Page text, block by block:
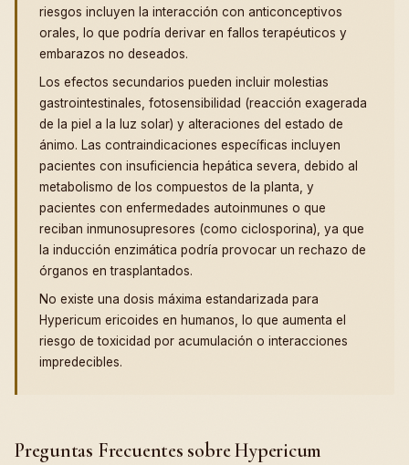
riesgos incluyen la interacción con anticonceptivos
orales, lo que podría derivar en fallos terapéuticos y
embarazos no deseados.
Los efectos secundarios pueden incluir molestias
gastrointestinales, fotosensibilidad (reacción exagerada
de la piel a la luz solar) y alteraciones del estado de
ánimo. Las contraindicaciones específicas incluyen
pacientes con insuficiencia hepática severa, debido al
metabolismo de los compuestos de la planta, y
pacientes con enfermedades autoinmunes o que
reciban inmunosupresores (como ciclosporina), ya que
la inducción enzimática podría provocar un rechazo de
órganos en trasplantados.
No existe una dosis máxima estandarizada para
Hypericum ericoides en humanos, lo que aumenta el
riesgo de toxicidad por acumulación o interacciones
impredecibles.
Preguntas Frecuentes sobre Hypericum